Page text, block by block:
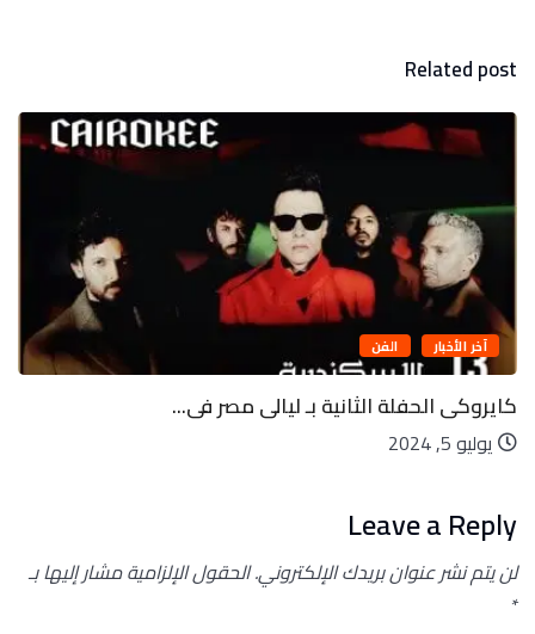
Related post
آخر الأخبار الفن
كايروكى الحفلة الثانية بـ ليالى مصر فى...
يوليو 5, 2024
Leave a Reply
لن يتم نشر عنوان بريدك الإلكتروني.الحقول الإلزامية مشار إليها بـ
*